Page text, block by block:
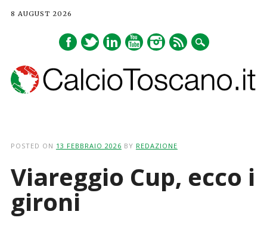
8 AUGUST 2026
POSTED ON 13 FEBBRAIO 2026 BY REDAZIONE
Viareggio Cup, ecco i
gironi